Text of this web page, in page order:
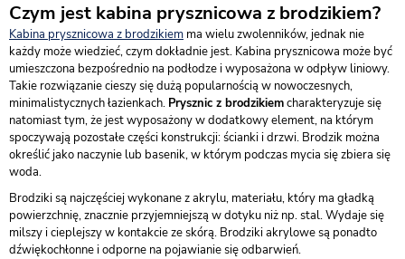
Czym jest kabina prysznicowa z brodzikiem?
Kabina prysznicowa z brodzikiem ma wielu zwolenników, jednak nie
każdy może wiedzieć, czym dokładnie jest. Kabina prysznicowa może być
umieszczona bezpośrednio na podłodze i wyposażona w odpływ liniowy.
Takie rozwiązanie cieszy się dużą popularnością w nowoczesnych,
minimalistycznych łazienkach. Prysznic z brodzikiemcharakteryzuje się
natomiast tym, że jest wyposażony w dodatkowy element, na którym
spoczywają pozostałe części konstrukcji: ścianki i drzwi. Brodzik można
określić jako naczynie lub basenik, w którym podczas mycia się zbiera się
woda.
Brodziki są najczęściej wykonane z akrylu, materiału, który ma gładką
powierzchnię, znacznie przyjemniejszą w dotyku niż np. stal. Wydaje się
milszy i cieplejszy w kontakcie ze skórą. Brodziki akrylowe są ponadto
dźwiękochłonne i odporne na pojawianie się odbarwień.